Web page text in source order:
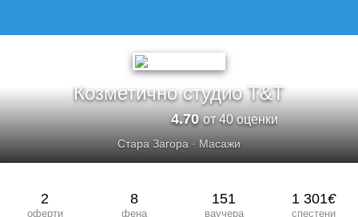
Козметично студио Т&Т
4.70от 40 оценки
Стара Загора · Масажи
2
оферти
8
фена
151
ваучера
1 301€
спестени